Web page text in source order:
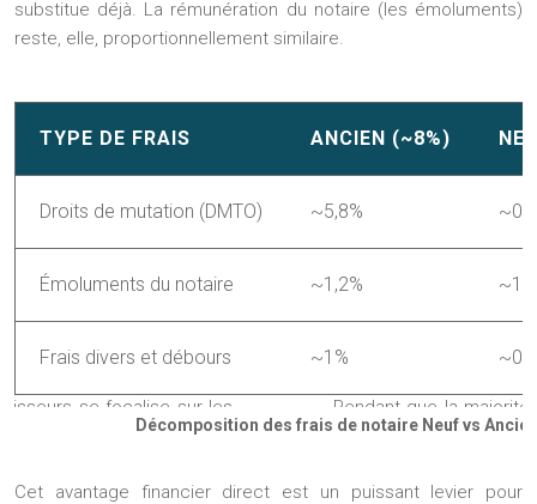
substitue déjà. La rémunération du notaire (les émoluments)
reste, elle, proportionnellement similaire.
Décomposition des frais de notaire Neuf vs Ancien
TYPE DE FRAIS ANCIEN (~8%)
Droits de mutation (DMTO) ~5,8%
Émoluments du notaire ~1,2%
Frais divers et débours ~1%
Cet avantage financier direct est un puissant levier pour